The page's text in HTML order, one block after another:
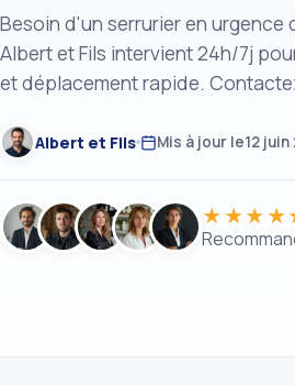
Besoin d'un serrurier en urgence
Albert et Fils intervient 24h/7j
et déplacement rapide.
Albert et Fils Mis à jour le12 juin